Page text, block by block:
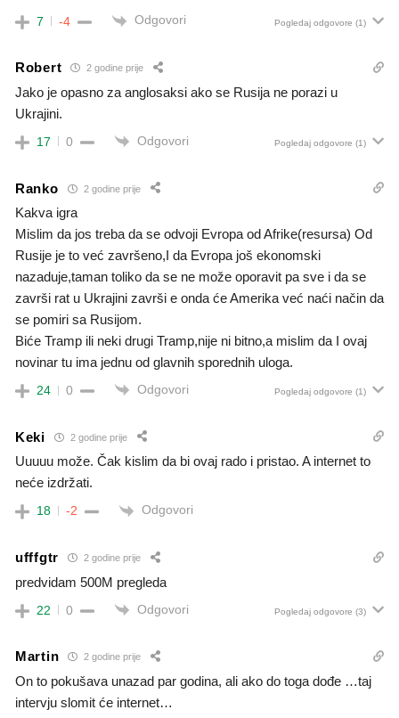
7 -4 Odgovori Pogledaj odgovore (1)
Robert 2 godine prije
Jako je opasno za anglosaksi ako se Rusija ne porazi u
Ukrajini.
17 0 Odgovori Pogledaj odgovore (1)
Ranko 2 godine prije
Kakva igra
Mislim da jos treba da se odvoji Evropa od Afrike(resursa) Od
Rusije je to već završeno,I da Evropa još ekonomski
nazaduje,taman toliko da se ne može oporavit pa sve i da se
završi rat u Ukrajini završi e onda će Amerika već naći način da
se pomiri sa Rusijom.
Biće Tramp ili neki drugi Tramp,nije ni bitno,a mislim da I ovaj
novinar tu ima jednu od glavnih sporednih uloga.
24 0 Odgovori Pogledaj odgovore (1)
Keki 2 godine prije
Uuuuu može. Čak kislim da bi ovaj rado i pristao. A internet to
neće izdržati.
18 -2 Odgovori
ufffgtr 2 godine prije
predvidam 500M pregleda
22 0 Odgovori Pogledaj odgovore (3)
Martin 2 godine prije
On to pokušava unazad par godina, ali ako do toga dođe …taj
intervju slomit će internet…